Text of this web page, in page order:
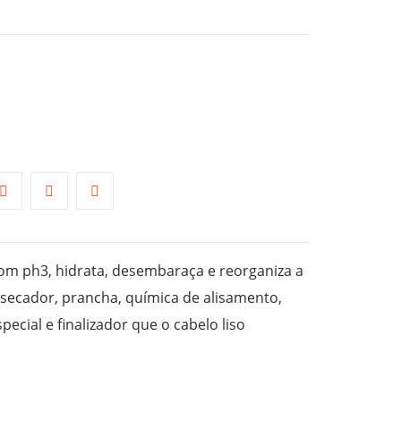
ph3, hidrata, desembaraça e reorganiza a
prancha, química de alisamento,
e finalizador que o cabelo liso